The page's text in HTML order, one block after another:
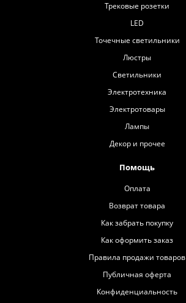
Трековые розетки
LED
Точечные светильники
Люстры
Светильники
Электротехника
Электротовары
Лампы
Декор и прочее
Помощь
Оплата
Возврат товара
Как забрать покупку
Как оформить заказ
Правила продажи товаров
Публичная оферта
Конфиденциальность